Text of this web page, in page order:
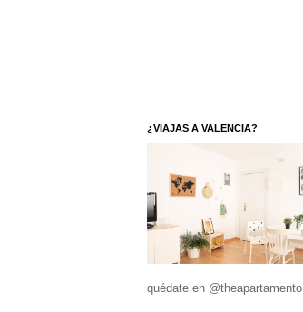
¿VIAJAS A VALENCIA?
quédate en @theapartamento